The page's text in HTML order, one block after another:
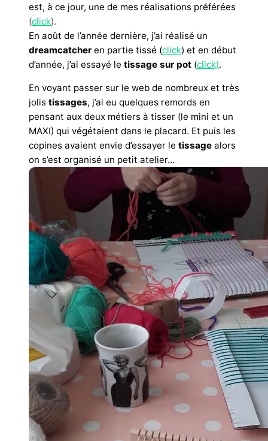
est, à ce jour, une de mes réalisations préférées
(click).
En août de l’année dernière, j’ai réalisé un
dreamcatcher en partie tissé (click) et en début
d’année, j’ai essayé le tissage sur pot (click).
En voyant passer sur le web de nombreux et très
jolis tissages, j’ai eu quelques remords en
pensant aux deux métiers à tisser (le mini et un
MAXI) qui végétaient dans le placard. Et puis les
copines avaient envie d’essayer le tissage alors
on s’est organisé un petit atelier…